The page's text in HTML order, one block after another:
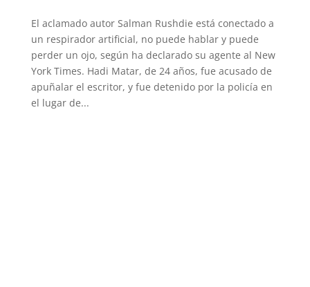
El aclamado autor Salman Rushdie está conectado a
un respirador artificial, no puede hablar y puede
perder un ojo, según ha declarado su agente al New
York Times. Hadi Matar, de 24 años, fue acusado de
apuñalar el escritor, y fue detenido por la policía en
el lugar de...